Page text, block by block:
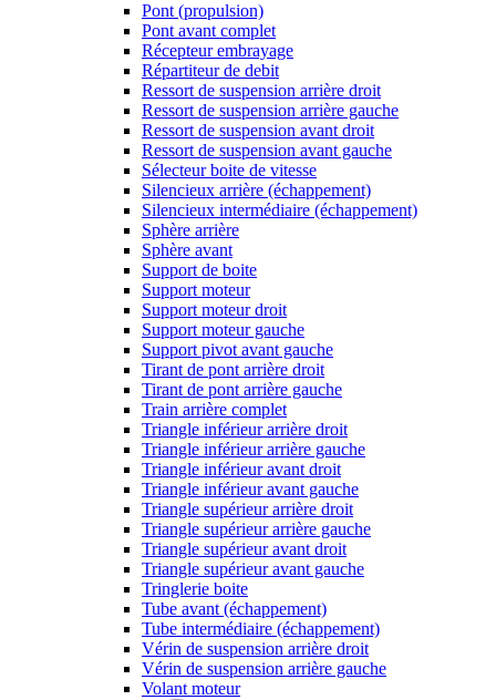
Pont (propulsion)
Pont avant complet
Récepteur embrayage
Répartiteur de debit
Ressort de suspension arrière droit
Ressort de suspension arrière gauche
Ressort de suspension avant droit
Ressort de suspension avant gauche
Sélecteur boite de vitesse
Silencieux arrière (échappement)
Silencieux intermédiaire (échappement)
Sphère arrière
Sphère avant
Support de boite
Support moteur
Support moteur droit
Support moteur gauche
Support pivot avant gauche
Tirant de pont arrière droit
Tirant de pont arrière gauche
Train arrière complet
Triangle inférieur arrière droit
Triangle inférieur arrière gauche
Triangle inférieur avant droit
Triangle inférieur avant gauche
Triangle supérieur arrière droit
Triangle supérieur arrière gauche
Triangle supérieur avant droit
Triangle supérieur avant gauche
Tringlerie boite
Tube avant (échappement)
Tube intermédiaire (échappement)
Vérin de suspension arrière droit
Vérin de suspension arrière gauche
Volant moteur